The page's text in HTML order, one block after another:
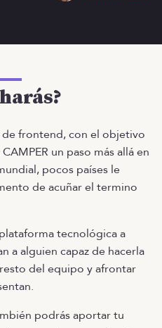
de frontend, con el objetivo
un paso más allá en
pocos países le
de acuñar el termino
tecnológica a
a alguien capaz de hacerla
del equipo y afrontar
podrás aportar tu